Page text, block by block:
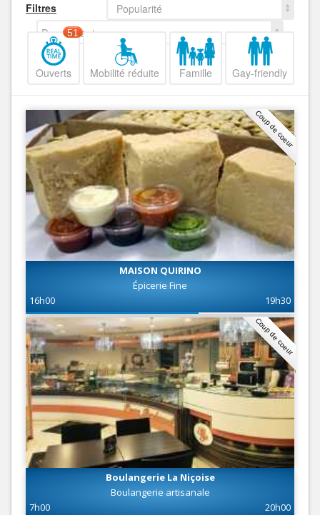
Filtres
Popularité
Decroissant
Ouverts
51
Mobilité réduite Famille Gay-friendly
Coup de coeur
MAISON QUIRINO
Épicerie Fine
16h00
19h30
Coup de coeur
Boulangerie La Niçoise
Boulangerie artisanale
7h00
20h00